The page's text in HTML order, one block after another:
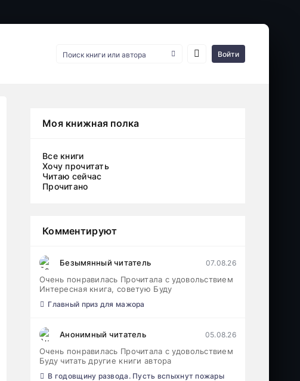
Войти
Моя книжная полка
Все книги
Хочу прочитать
Читаю сейчас
Прочитано
Комментируют
Безымянный читатель 07.08.26
Очень понравилась Прочитала с удовольствием
Интересная книга, советую Буду
Главный приз для мажора
Анонимный читатель 05.08.26
Очень понравилась Прочитала с удовольствием
Буду читать другие книги автора
В годовщину развода. Пусть вспыхнут пожары